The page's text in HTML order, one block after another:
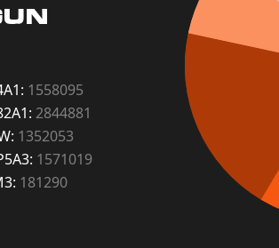
1558095
2844881
1352053
1571019
181290